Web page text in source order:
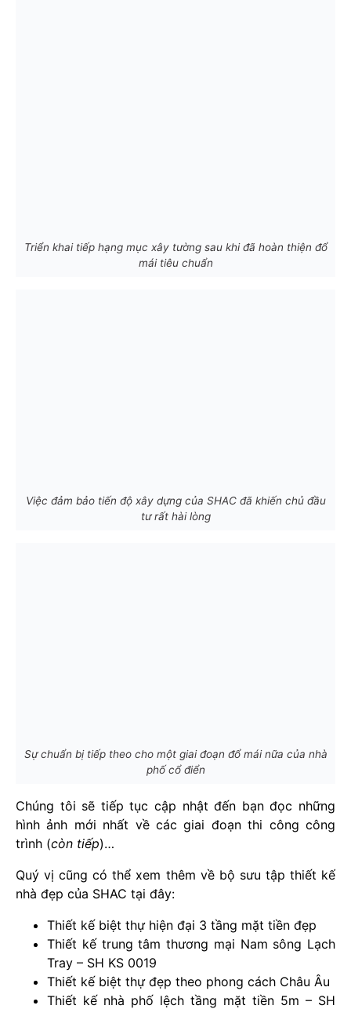
Triển khai tiếp hạng mục xây tường sau khi đã hoàn thiện đổ
mái tiêu chuẩn
Việc đảm bảo tiến độ xây dựng của SHAC đã khiến chủ đầu
tư rất hài lòng
Sự chuẩn bị tiếp theo cho một giai đoạn đổ mái nữa của nhà
phố cổ điển
Chúng tôi sẽ tiếp tục cập nhật đến bạn đọc những
hình ảnh mới nhất về các giai đoạn thi công công
trình (còn tiếp)…
Quý vị cũng có thể xem thêm về bộ sưu tập thiết kế
nhà đẹp của SHAC tại đây:
Thiết kế biệt thự hiện đại 3 tầng mặt tiền đẹp
Thiết kế trung tâm thương mại Nam sông Lạch
Tray – SH KS 0019
Thiết kế biệt thự đẹp theo phong cách Châu Âu
Thiết kế nhà phố lệch tầng mặt tiền 5m – SH